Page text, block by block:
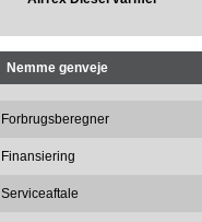
Nemme genveje
Forbrugsberegner
Finansiering
Serviceaftale